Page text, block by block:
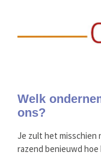
Welk
ons?
Je zult het misschien
razend benieuwd